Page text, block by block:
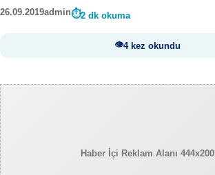
26.09.2019admin 2 dk okuma
4 kez okundu
Haber İçi Reklam Alanı 444x200